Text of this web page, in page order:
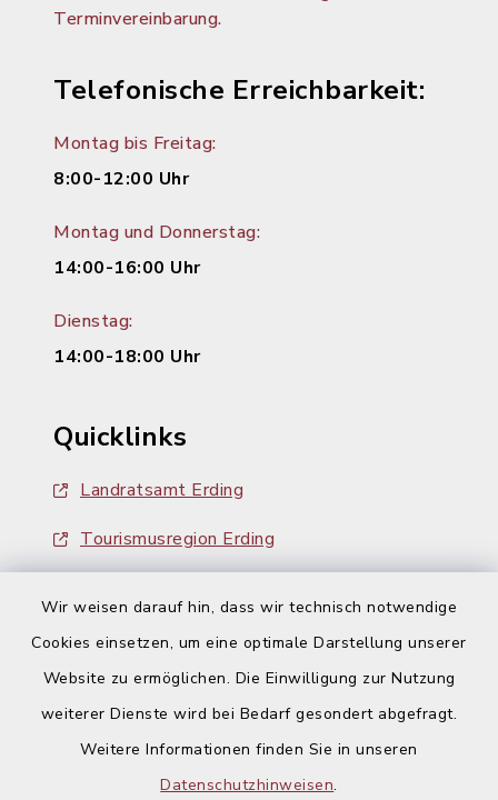
Wir weisen darauf hin, dass wir technisch notwendige
Cookies einsetzen, um eine optimale Darstellung unserer
Website zu ermöglichen. Die Einwilligung zur Nutzung
weiterer Dienste wird bei Bedarf gesondert abgefragt.
Weitere Informationen finden Sie in unseren
Datenschutzhinweisen.
Terminvereinbarung.
Telefonische Erreichbarkeit:
Montag bis Freitag:
8:00-12:00 Uhr
Montag und Donnerstag:
14:00-16:00 Uhr
Dienstag:
14:00-18:00 Uhr
Quicklinks
Landratsamt Erding
Tourismusregion Erding
Kontakt